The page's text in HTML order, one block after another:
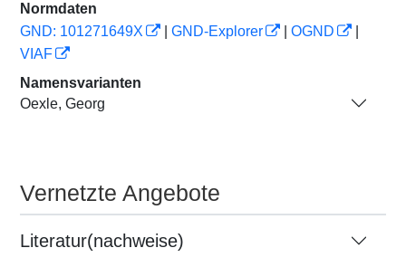
Normdaten
GND: 101271649X
GND-Explorer OGND
VIAF
Namensvarianten
Oexle, Georg
Vernetzte Angebote
Literatur(nachweise)